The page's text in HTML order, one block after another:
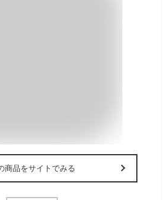
商品をサイトでみる